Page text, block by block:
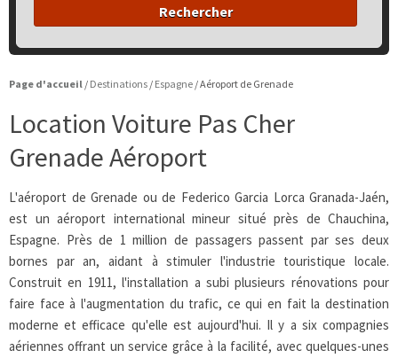
Rechercher
Page d'accueil / Destinations / Espagne /Aéroport de Grenade
Location Voiture Pas Cher
Grenade Aéroport
L'aéroport de Grenade ou de Federico Garcia Lorca Granada-Jaén,
est un aéroport international mineur situé près de Chauchina,
Espagne. Près de 1 million de passagers passent par ses deux
bornes par an, aidant à stimuler l'industrie touristique locale.
Construit en 1911, l'installation a subi plusieurs rénovations pour
faire face à l'augmentation du trafic, ce qui en fait la destination
moderne et efficace qu'elle est aujourd'hui. Il y a six compagnies
aériennes offrant un service grâce à la facilité, avec quelques-unes